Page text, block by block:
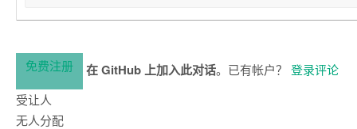
免费注册 在 GitHub 上加入此对话。已有帐户？ 登录评论
受让人
无人分配